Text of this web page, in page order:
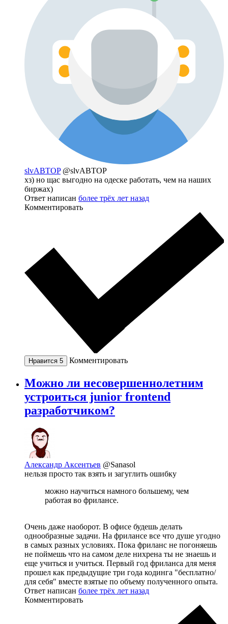
slvABTOP @slvABTOP
хз) но щас выгодно на одеске работать, чем на наших
биржах)
Ответ написан более трёх лет назад
Комментировать
Нравится 5 Комментировать
Можно ли несовершеннолетним
устроиться junior frontend
разработчиком?
Александр Аксентьев @Sanasol
нельзя просто так взять и загуглить ошибку
можно научиться намного большему, чем
работая во фрилансе.
Очень даже наоборот. В офисе будешь делать
однообразные задачи. На фрилансе все что душе угодно
в самых разных условиях. Пока фриланс не погоняешь
не поймешь что на самом деле нихрена ты не знаешь и
еще учиться и учиться. Первый год фриланса для меня
прошел как предыдущие три года кодинга "бесплатно/
для себя" вместе взятые по объему полученного опыта.
Ответ написан более трёх лет назад
Комментировать